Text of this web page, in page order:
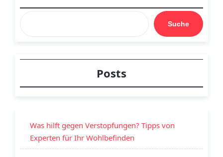
Suche
Posts
Was hilft gegen Verstopfungen? Tipps von
Experten für Ihr Wohlbefinden